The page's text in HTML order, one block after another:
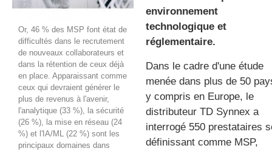
Or, 46 % des MSP font état de
difficultés dans le recrutement
de nouveaux collaborateurs et
dans la rétention de ceux déjà
en place. Apparaissant comme
ceux qui devraient générer le
plus de revenus à l'avenir,
l'analytique (33 %), la sécurité
(26 %), la mise en réseau (24
%) et l'IA/ML (22 %) sont les
principaux domaines dans
environnement
technologique et
réglementaire.
Dans le cadre d'une étude
menée dans plus de 50
y compris en Europe, le
distributeur TD Synnex a
interrogé 550 prestataires
définissant comme MSP,